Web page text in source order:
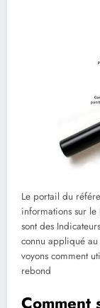
Le portail du
informations sur
sont des
connu appliqué
voyons comment
rebond
Comment